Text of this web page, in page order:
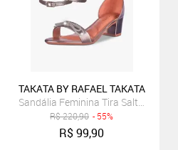
TAKATA BY RAFAEL TAKATA
Sandália Feminina Tira Salto
R$220,90 - 55%
R$99,90